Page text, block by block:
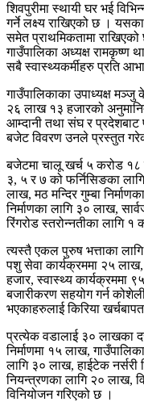
शिवपुरीमा स्थायी घर भई
गर्ने लक्ष्य राखिएको छ ।
समेत प्राथमिकतामा
गाउँपालिका अध्यक्ष रामकृष्ण
सबै स्वास्थ्यकर्मीहरु प्रति
गाउँपालिकाका उपाध्यक्ष
२६ लाख १३ हजारको
आम्दानी तथा संघ र प्रदेशबाट
बजेट विवरण उनले प्रस्तुत
बजेटमा चालू खर्च ५ करोड
३, ५ र ७ को फर्निसिङका
लाख, मठ मन्दिर गुम्बा
निर्माणका लागि ३० लाख,
रिंगरोड स्तरोन्नतीका लागि
त्यस्तै एकल पुरुष भत्ताका
पशु सेवा कार्यक्रममा २५
हजार, स्वास्थ्य कार्यक्रममा
बजारीकरण सहयोग गर्न
भएकाहरुलाई किरिया
प्रत्येक वडालाई ३० लाखका
निर्माणमा १५ लाख,
लागि ३० लाख, हाईटेक नर्सरी
नियन्त्रणका लागि २० लाख,
विनियोजन गरिएको छ ।